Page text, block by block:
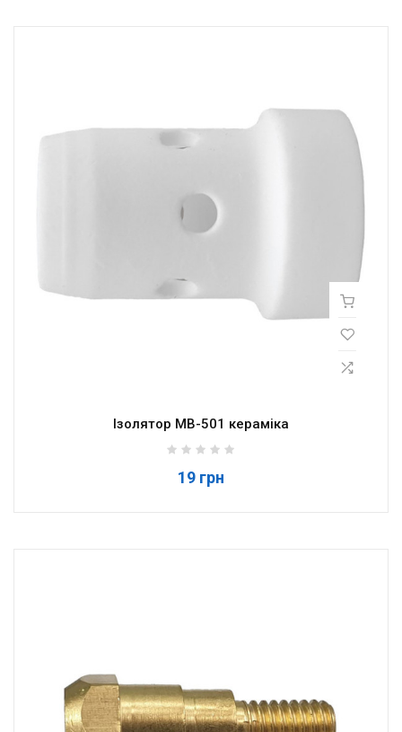
Ізолятор MB-501 кераміка
19 грн